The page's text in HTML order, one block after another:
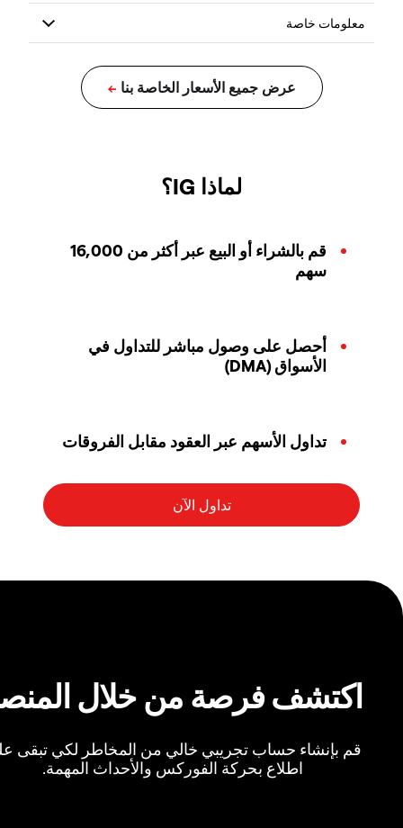
لماذا IG؟
قم بالشراء أو البيع عبر أكثر من 16,000
سهم
أحصل على وصول مباشر للتداول في
الأسواق (DMA)
تداول الأسهم عبر العقود مقابل الفروقات
اكتشف فرصة من خلال
قم بإنشاء حساب تجريبي خالي من المخاطر لكي تبقى
اطلاع بحركة الفوركس والأحداث المهمة.